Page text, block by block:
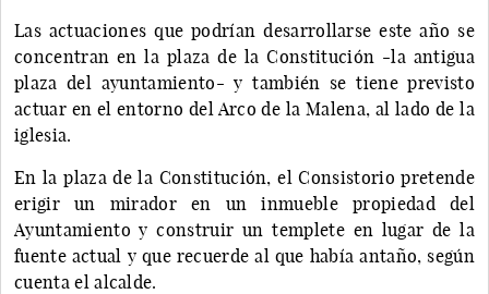
Las actuaciones que podrían desarrollarse este año se
concentran en la plaza de la Constitución -la antigua
plaza del ayuntamiento- y también se tiene previsto
actuar en el entorno del Arco de la Malena, al lado de la
iglesia.
En la plaza de la Constitución, el Consistorio pretende
erigir un mirador en un inmueble propiedad del
Ayuntamiento y construir un templete en lugar de la
fuente actual y que recuerde al que había antaño, según
cuenta el alcalde.